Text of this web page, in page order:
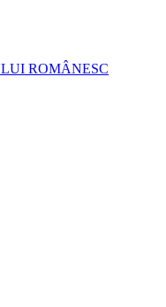
ROMÂNESC